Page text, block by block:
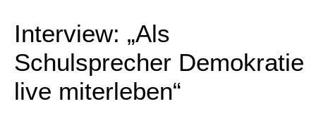
Interview: „Als
Schulsprecher Demokratie
live miterleben“